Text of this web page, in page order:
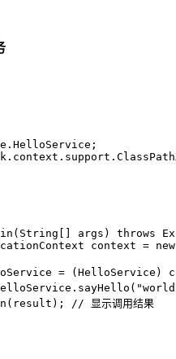
;
( String args ) throws
context = new
= ( HelloService )
. sayHello (
( result );
// 显示调用结果